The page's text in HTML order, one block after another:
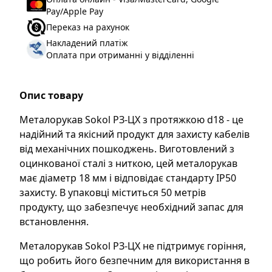
Pay/Apple Pay
Переказ на рахунок
Накладений платіж
Оплата при отриманні у відділенні
Опис товару
Металорукав Sokol РЗ-ЦХ з протяжкою d18 - це
надійний та якісний продукт для захисту кабелів
від механічних пошкоджень. Виготовлений з
оцинкованої сталі з ниткою, цей металорукав
має діаметр 18 мм і відповідає стандарту IP50
захисту. В упаковці міститься 50 метрів
продукту, що забезпечує необхідний запас для
встановлення.
Металорукав Sokol РЗ-ЦХ не підтримує горіння,
що робить його безпечним для використання в